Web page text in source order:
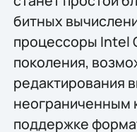
битных
процессоры Intel
поколения,
редактирования
неограниченным
поддержке